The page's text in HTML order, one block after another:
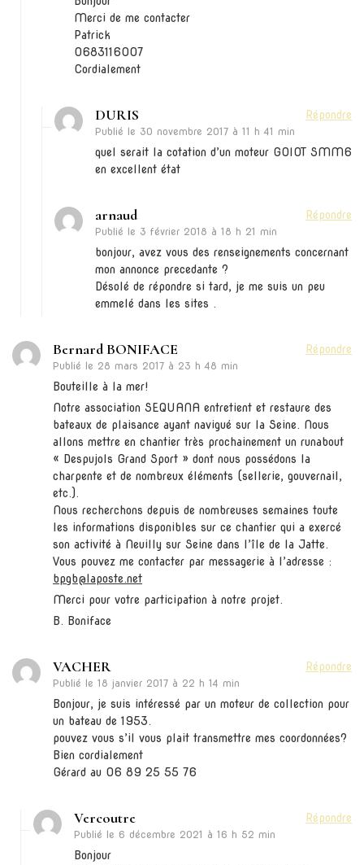
Merci de me contacter
Patrick
0683116007
Cordialement
DURIS
Publié le 30 novembre 2017 à 11 h 41 min
Répondre
quel serait la cotation d’un moteur GOIOT SMM6
en excellent état
arnaud
Publié le 3 février 2018 à 18 h 21 min
Répondre
bonjour, avez vous des renseignements concernant
mon annonce precedante ?
Désolé de répondre si tard, je me suis un peu
emmelé dans les sites .
Bernard BONIFACE
Publié le 28 mars 2017 à 23 h 48 min
Répondre
Bouteille à la mer!
Notre association SEQUANA entretient et restaure des
bateaux de plaisance ayant navigué sur la Seine. Nous
allons mettre en chantier très prochainement un runabout
« Despujols Grand Sport » dont nous possédons la
charpente et de nombreux éléments (sellerie, gouvernail,
etc.).
Nous recherchons depuis de nombreuses semaines toute
les informations disponibles sur ce chantier qui a exercé
son activité à Neuilly sur Seine dans l’île de la Jatte.
Vous pouvez me contacter par messagerie à l’adresse :
bpgb@laposte.net
Merci pour votre participation à notre projet.
B. Boniface
VACHER
Publié le 18 janvier 2017 à 22 h 14 min
Répondre
Bonjour, je suis intéressé par un moteur de collection pour
un bateau de 1953.
pouvez vous s’il vous plait transmettre mes coordonnées?
Bien cordialement
Gérard au 06 89 25 55 76
Vercoutre
Publié le 6 décembre 2021 à 16 h 52 min
Répondre
Bonjour